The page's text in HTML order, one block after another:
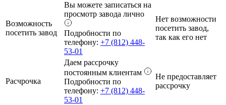
Возможность
посетить завод
Вы можете записаться на
просмотр завода лично
Подробности по
телефону: +7 (812) 448-
53-01
Нет возможности
посетить завод,
так как его нет
Расчрочка
Даем рассрочку
постоянным клиентам
Подробности по
телефону: +7 (812) 448-
53-01
Не предоставляет
рассрочку